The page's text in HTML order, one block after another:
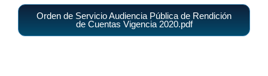
Orden de Servicio Audiencia Pública de Rendición
de Cuentas Vigencia 2020.pdf